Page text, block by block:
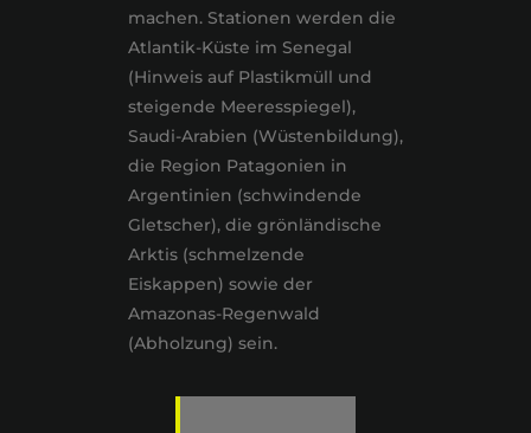
machen. Stationen werden die
Atlantik-Küste im Senegal
(Hinweis auf Plastikmüll und
steigende Meeresspiegel),
Saudi-Arabien (Wüstenbildung),
die Region Patagonien in
Argentinien (schwindende
Gletscher), die grönländische
Arktis (schmelzende
Eiskappen) sowie der
Amazonas-Regenwald
(Abholzung) sein.